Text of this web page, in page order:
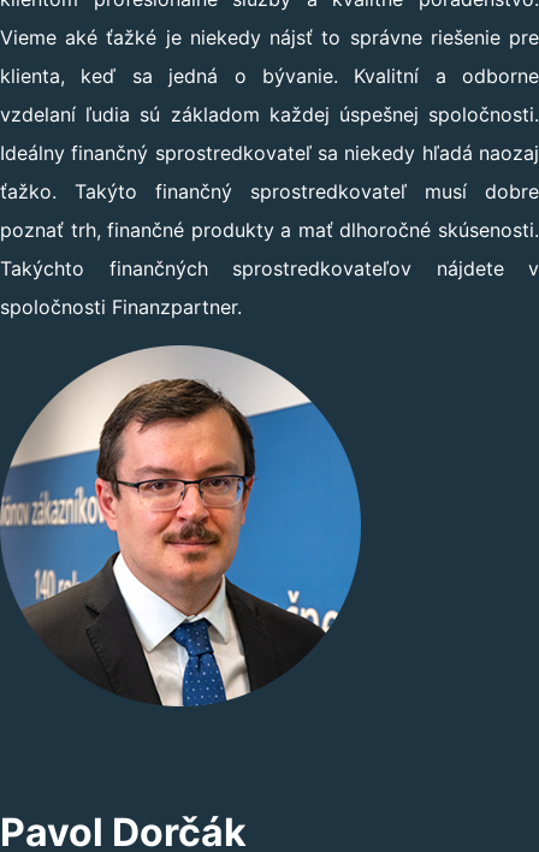
Vieme aké ťažké je niekedy nájsť to správne riešenie pre
klienta, keď sa jedná o bývanie. Kvalitní a odborne
vzdelaní ľudia sú základom každej úspešnej spoločnosti.
Ideálny finančný sprostredkovateľ sa niekedy hľadá naozaj
ťažko. Takýto finančný sprostredkovateľ musí dobre
poznať trh, finančné produkty a mať dlhoročné skúsenosti.
Takýchto finančných sprostredkovateľov nájdete v
spoločnosti Finanzpartner.
Pavol Dorčák